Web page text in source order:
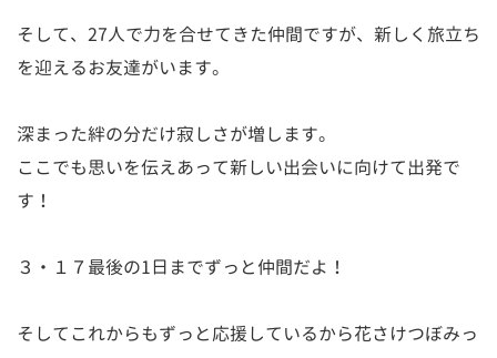
そして、27人で力を合せてきた仲間ですが、新しく旅立ち
を迎えるお友達がいます。
深まった絆の分だけ寂しさが増します。
ここでも思いを伝えあって新しい出会いに向けて出発で
す！
３・１７最後の1日までずっと仲間だよ！
そしてこれからもずっと応援しているから花さけつぼみっ